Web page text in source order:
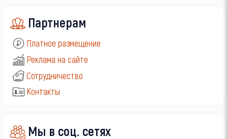
Партнерам
Платное размещение
Реклама на сайте
Сотрудничество
Контакты
Мы в соц. сетях